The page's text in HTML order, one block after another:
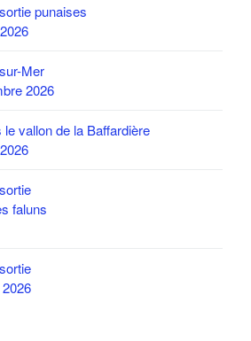
punaises
Mer
2026
vallon de la Baffardière
faluns